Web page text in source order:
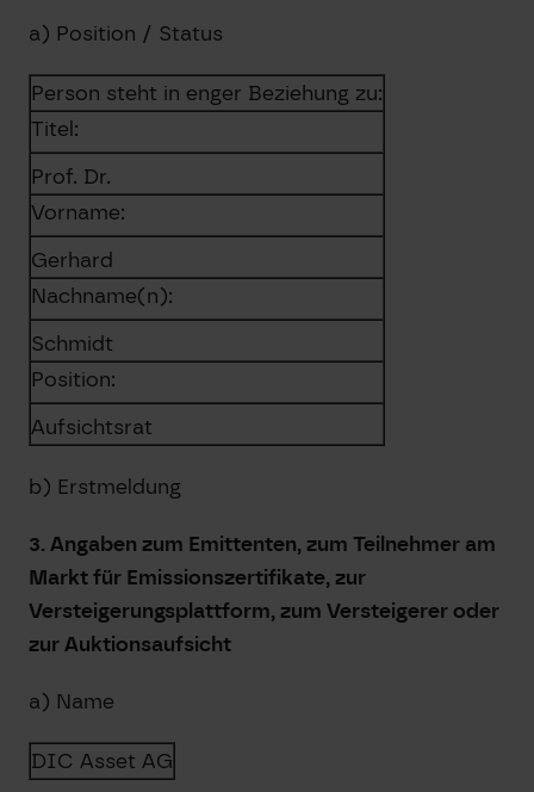
a) Position / Status
Person steht in enger Beziehung zu:
Titel:
Prof. Dr.
Vorname:
Gerhard
Nachname(n):
Schmidt
Position:
Aufsichtsrat
b) Erstmeldung
3. Angaben zum Emittenten, zum Teilnehmer am
Markt für Emissionszertifikate, zur
Versteigerungsplattform, zum Versteigerer oder
zur Auktionsaufsicht
a) Name
DIC Asset AG